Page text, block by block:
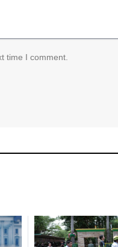
time I comment.